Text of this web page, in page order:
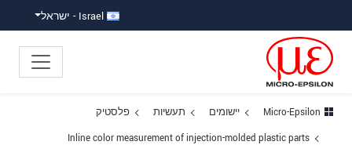
Israel - ישראל
Micro-Epsilon יישומים תעשיות
פלסטיק
Inline color measurement of injection-molded plastic parts